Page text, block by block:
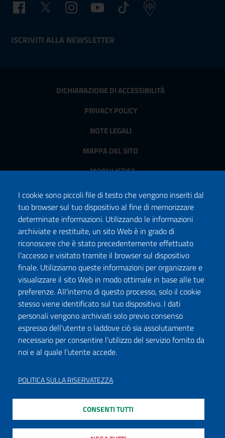
Facebook Twitter Instagram Youtube TikTok
ISCRIVITI ALLA NEWSLETTER
DICHIARAZIONE DI ACCESSIBILITÀ
PRIVACY POLICY
NOTE LEGALI
MAPPA DEL SITO
MODULISTICA
©2020 - 2026, Ministero della cultura
I cookie sono piccoli file di testo che vengono inseriti dal
tuo browser sul tuo dispositivo al fine di memorizzare
determinate informazioni. Utilizzando le informazioni
archiviate e restituite, un sito Web è in grado di
riconoscere che è stato precedentemente effettuato
l'accesso e visitato tramite il browser sul dispositivo
finale. Utilizziamo queste informazioni per organizzare e
visualizzare il sito Web in modo ottimale in base alle tue
preferenze. All'interno di questo processo, solo il cookie
stesso viene identificato sul tuo dispositivo. I dati
personali vengono archiviati solo previo consenso
espresso dell'utente o laddove ciò sia assolutamente
necessario per consentire l'utilizzo del servizio fornito da
noi e al quale l'utente accede.
POLITICA SULLA RISERVATEZZA
CONSENTI TUTTI